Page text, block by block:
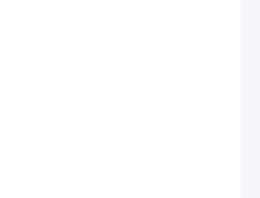
FE в версии 8/256 ГБ создан
соотношение цены и качества,
в надежном хранилище для
заключен в стильный
унаследовав узнаваемый